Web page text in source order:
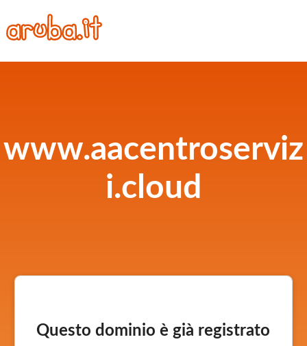
www.aacentroserviz
i.cloud
Questo dominio è già registrato